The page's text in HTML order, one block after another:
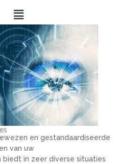
en gestandaardiseerde
van uw
biedt in zeer diverse situaties